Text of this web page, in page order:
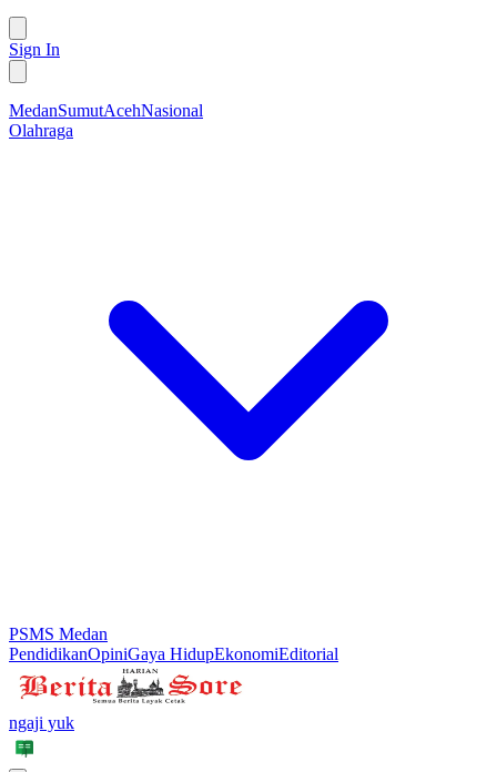
Sign In
MedanSumutAcehNasional
Olahraga
PSMS Medan
PendidikanOpiniGaya HidupEkonomiEditorial
ngaji yuk